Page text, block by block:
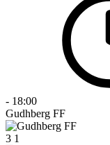
- 18:00
Gudhberg FF
3 1